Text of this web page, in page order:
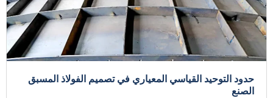
حدود التوحيد القياسي المعياري في تصميم الفولاذ المسبق
الصنع